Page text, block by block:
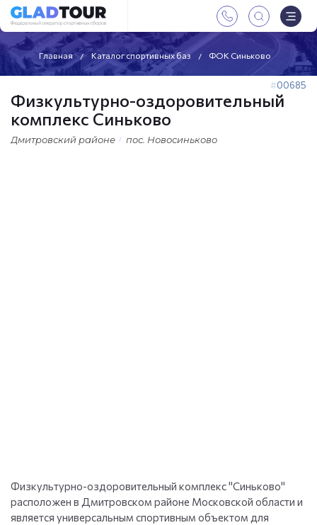
Главная Каталог спортивных баз ФОК Синьково
00685
Физкультурно-оздоровительный
комплекс Синьково
Дмитровский районе пос. Новосиньково
Физкультурно-оздоровительный комплекс "Синьково"
расположен в Дмитровском районе Московской области и
является универсальным спортивным объектом для